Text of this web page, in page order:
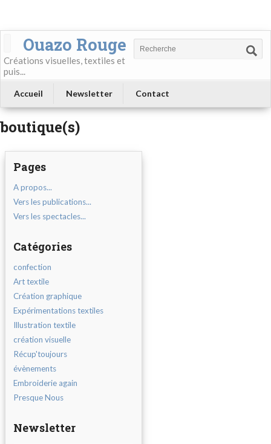
Ouazo Rouge
Créations visuelles, textiles et
puis...
Accueil Newsletter Contact
boutique(s)
Pages
A propos...
Vers les publications...
Vers les spectacles...
Catégories
confection
Art textile
Création graphique
Expérimentations textiles
Illustration textile
création visuelle
Récup'toujours
évènements
Embroiderie again
Presque Nous
Newsletter